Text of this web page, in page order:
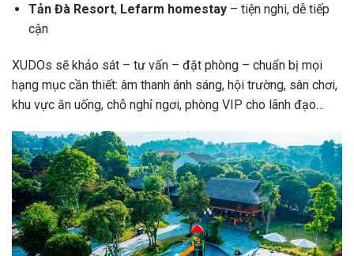
Tản Đà Resort, Lefarm homestay– tiện nghi, dễ tiếp
cận
XUDOs sẽ khảo sát – tư vấn – đặt phòng – chuẩn bị mọi
hạng mục cần thiết: âm thanh ánh sáng, hội trường, sân chơi,
khu vực ăn uống, chỗ nghỉ ngơi, phòng VIP cho lãnh đạo…